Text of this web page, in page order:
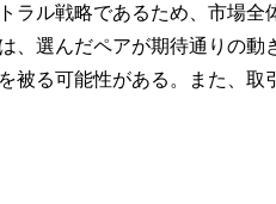
ラル戦略であるため、市場
、選んだペアが期待通りの
被る可能性がある。また、